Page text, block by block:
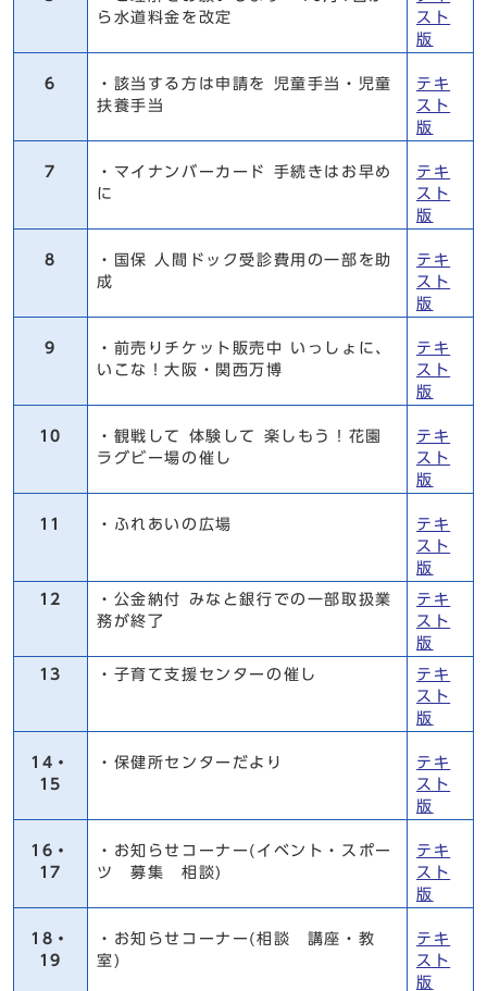
ら水道料金を改定
スト
版
6
・該当する方は申請を 児童手当・児童
扶養手当
テキ
スト
版
7
・マイナンバーカード 手続きはお早め
に
テキ
スト
版
8
・国保 人間ドック受診費用の一部を助
成
テキ
スト
版
9
・前売りチケット販売中 いっしょに、
いこな！大阪・関西万博
テキ
スト
版
10
・観戦して 体験して 楽しもう！花園
ラグビー場の催し
テキ
スト
版
11 ・ふれあいの広場
テキ
スト
版
12
・公金納付 みなと銀行での一部取扱業
務が終了
テキ
スト
版
13 ・子育て支援センターの催し
テキ
スト
版
14・
15
・保健所センターだより
テキ
スト
版
16・
17
・お知らせコーナー(イベント・スポー
ツ 募集 相談)
テキ
スト
版
18・
19
・お知らせコーナー(相談 講座・教
室)
テキ
スト
版